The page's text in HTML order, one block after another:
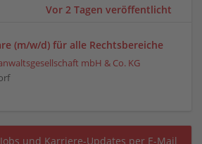
Vor 2 Tagen veröffentlicht
(m/w/d) für alle Rechtsbereiche
mbH & Co. KG
und Karriere-Updates per E-Mail